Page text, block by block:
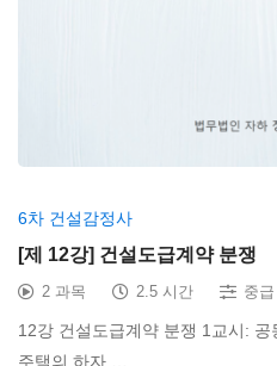
6차 건설감정사
[제 12강] 건설도급계약 분쟁
2 과목 2.5 시간 중급
12강 건설도급계약 분쟁 1교시:
주택의 하자 …